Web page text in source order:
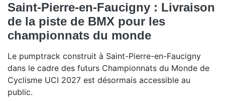
Saint-Pierre-en-Faucigny : Livraison
de la piste de BMX pour les
championnats du monde
Le pumptrack construit à Saint-Pierre-en-Faucigny
dans le cadre des futurs Championnats du Monde de
Cyclisme UCI 2027 est désormais accessible au
public.